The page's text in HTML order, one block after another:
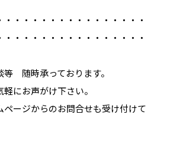
・・・・・・・・・・・・・・・・
・・・・・・・・・・・・・・・・
等 随時承っております。
にお声がけ下さい。
ページからのお問合せも受け付けて